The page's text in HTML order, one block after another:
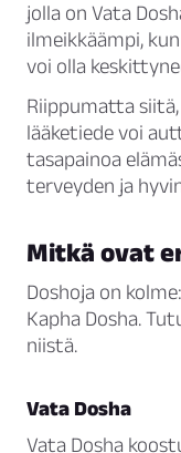
jolla on Vata
ilmeikkäämpi,
voi olla
Riippumatta
lääketiede voi
tasapainoa
terveyden ja
Mitkä ovat
Doshoja on kolme:
Kapha Dosha.
niistä.
Vata Dosha
Vata Dosha